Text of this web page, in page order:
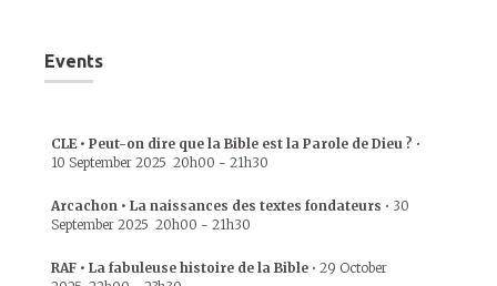
Events
CLE • Peut-on dire que la Bible est la Parole de Dieu ? •
10 September 2025 20h00 - 21h30
Arcachon • La naissances des textes fondateurs • 30
September 2025 20h00 - 21h30
RAF • La fabuleuse histoire de la Bible • 29 October